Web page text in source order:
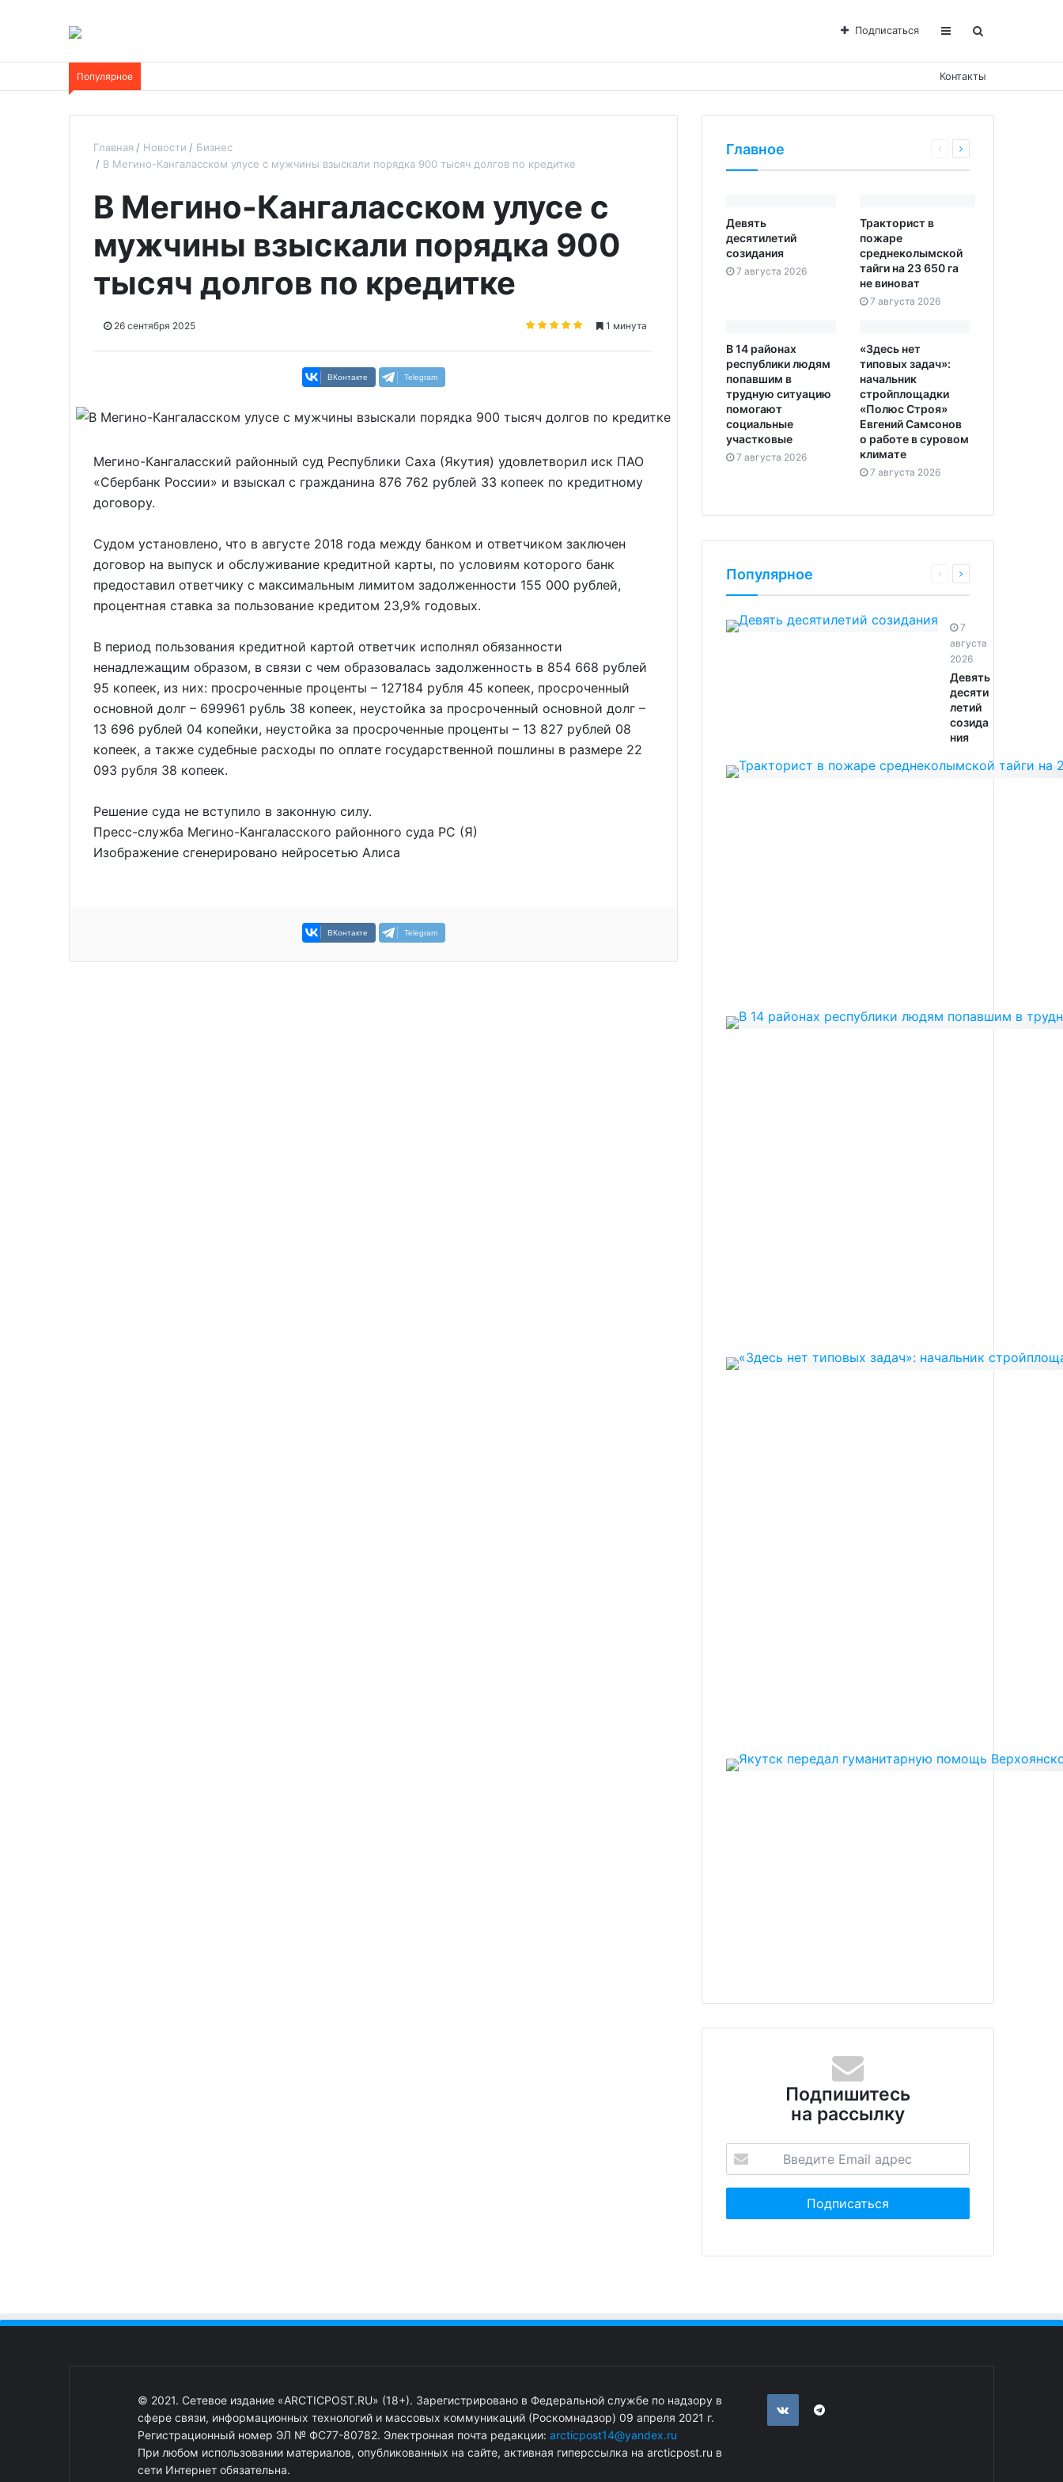
Подписаться
Популярное Контакты
Главная Новости
Бизнес
В Мегино-Кангаласском улусе с мужчины взыскали порядка 900 тысяч долгов по кредитке
В Мегино-Кангаласском улусе с
мужчины взыскали порядка 900
тысяч долгов по кредитке
26 сентября 2025 1 минута
ВКонтакте Telegram
Мегино-Кангаласский районный суд Республики Саха (Якутия) удовлетворил иск ПАО
«Сбербанк России» и взыскал с гражданина 876 762 рублей 33 копеек по кредитному
договору.
Судом установлено, что в августе 2018 года между банком и ответчиком заключен
договор на выпуск и обслуживание кредитной карты, по условиям которого банк
предоставил ответчику с максимальным лимитом задолженности 155 000 рублей,
процентная ставка за пользование кредитом 23,9% годовых.
В период пользования кредитной картой ответчик исполнял обязанности
ненадлежащим образом, в связи с чем образовалась задолженность в 854 668 рублей
95 копеек, из них: просроченные проценты – 127184 рубля 45 копеек, просроченный
основной долг – 699961 рубль 38 копеек, неустойка за просроченный основной долг –
13 696 рублей 04 копейки, неустойка за просроченные проценты – 13 827 рублей 08
копеек, а также судебные расходы по оплате государственной пошлины в размере 22
093 рубля 38 копеек.
Решение суда не вступило в законную силу.
Пресс-служба Мегино-Кангаласского районного суда РС (Я)
Изображение сгенерировано нейросетью Алиса
ВКонтакте Telegram
Главное
Девять
десятилетий
созидания
7 августа 2026
Тракторист в
пожаре
среднеколымской
тайги на 23 650 га
не виноват
7 августа 2026
В 14 районах
республики людям
попавшим в
трудную ситуацию
помогают
социальные
участковые
7 августа 2026
«Здесь нет
типовых задач»:
начальник
стройплощадки
«Полюс Строя»
Евгений Самсонов
о работе в суровом
климате
7 августа 2026
Популярное
7
августа
2026
Девять
десяти
летий
созида
ния
Подпишитесь
на рассылку
© 2021. Сетевое издание «ARCTICPOST.RU» (18+). Зарегистрировано в Федеральной службе по надзору в
сфере связи, информационных технологий и массовых коммуникаций (Роскомнадзор) 09 апреля 2021 г.
Регистрационный номер ЭЛ № ФС77-80782. Электронная почта редакции: arcticpost14@yandex.ru
При любом использовании материалов, опубликованных на сайте, активная гиперссылка на arcticpost.ru в
сети Интернет обязательна.